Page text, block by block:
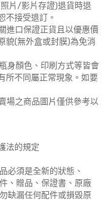
片/影片存證)退貨時退
不接受退訂。
進口保證正貨且以優惠價
貌(無外盒或封膜)為免消
身顏色、印刷方式等皆會
所不同屬正常現象。如要
場之商品圖片僅供參考以
法的規定
必須是全新的狀態、
、贈品、保證書、原廠
缺漏任何配件或損毀原